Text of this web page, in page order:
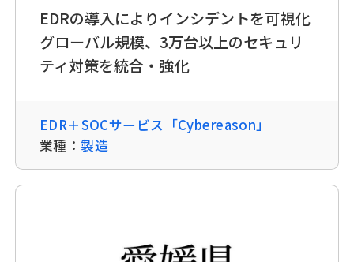
EDRの導入によりインシデントを可視化
グローバル規模、3万台以上のセキュリ
ティ対策を統合・強化
EDR＋SOCサービス「Cybereason」
業種： 製造